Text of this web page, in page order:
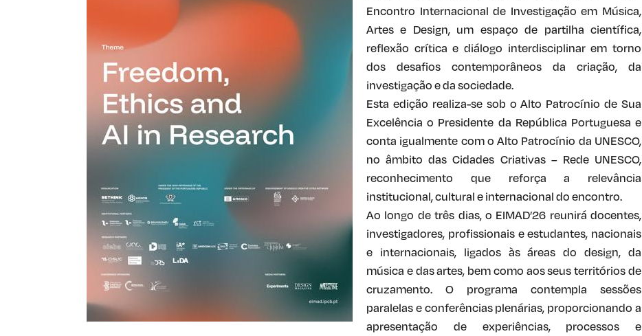
Encontro Internacional de Investigação em Música,
Artes e Design, um espaço de partilha científica,
reflexão crítica e diálogo interdisciplinar em torno
dos desafios contemporâneos da criação, da
investigação e da sociedade.
Esta edição realiza-se sob o Alto Patrocínio de Sua
Excelência o Presidente da República Portuguesa e
conta igualmente com o Alto Patrocínio da UNESCO,
no âmbito das Cidades Criativas – Rede UNESCO,
reconhecimento que reforça a relevância
institucional, cultural e internacional do encontro.
Ao longo de três dias, o EIMAD’26 reunirá docentes,
investigadores, profissionais e estudantes, nacionais
e internacionais, ligados às áreas do design, da
música e das artes, bem como aos seus territórios de
cruzamento. O programa contempla sessões
paralelas e conferências plenárias, proporcionando a
apresentação de experiências, processos e